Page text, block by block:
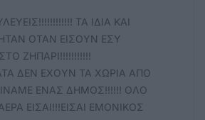
ΤΑ ΙΔΙΑ ΚΑΙ
ΟΤΑΝ ΕΙΣΟΥΝ ΕΣΥ
ΖΗΠΑΡΙ!!!!!!!!!!!
ΔΕΝ ΕΧΟΥΝ ΤΑ ΧΩΡΙΑ ΑΠΟ
ΕΝΑΣ ΔΗΜΟΣ!!!!!! ΟΛΟ
ΕΙΣΑΙ!!!ΕΙΣΑΙ ΕΜΟΝΙΚΟΣ